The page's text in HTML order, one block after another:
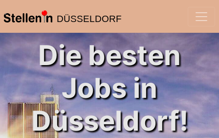
DÜSSELDORF
Die besten
Jobs in
Düsseldorf!